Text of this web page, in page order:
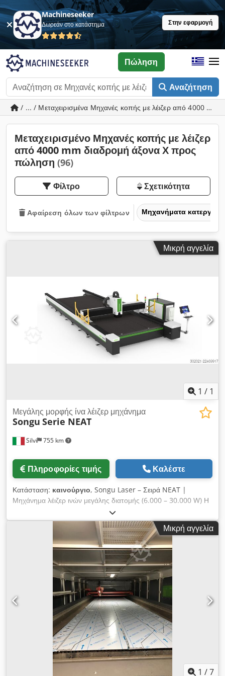
Machineseeker
Δωρεάν στο κατάστημα Στην εφαρμογή
Αναζήτηση
Πώληση
/ ... / Μεταχειρισμένα Μηχανές κοπής με λέιζερ από 4000 mm
Μεταχειρισμένο Μηχανές κοπής με λέιζερ
από 4000 mm διαδρομή άξονα Χ προς
πώληση (96)
Φίλτρο Σχετικότητα
Αφαίρεση όλων των φίλτρων Μηχανήματα
Μικρή αγγελία
1 / 1
Silvi 755 km
Μεγάλης μορφής ίνα λέιζερ μηχάνημα
Songu Serie NEAT
Πληροφορίες τιμής Καλέστε
Κατάσταση: καινούργιο, Songu Laser – Σειρά NEAT |
Μηχάνημα λέιζερ ινών μεγάλης διατομής (6.000 – 30.000 W) Η
Atlas Tre είναι εξουσιοδοτημένος αντιπρόσωπος της Songu
Laser για τις περιοχές Αμπρούτσο, Μάρκε και Μολίζε, και
ειδικεύεται στην παροχή εγκαταστάσεων για κοπή λέιζερ
υψηλής απόδοσης. Η σειρά NEAT είναι ένα μηχάνημα λέιζερ
ινών μεγάλης διατομής, σχεδιασμένο για να εξασφαλίζει μέγιστη
παραγωγικότητα, ακρίβεια και αξιοπιστία στις βιομηχανικές
εργασίες. Χάρη στη αρθρωτή κατασκευή, την κεφαλή κοπής με
αυτόματη εστίαση και το επαγγελματικό λογισμικό
ενσωματωμένης διάταξης, αποτελεί την ιδανική λύση για
επιχειρήσεις που αναζητούν υψηλές επιδόσεις και μέγιστη
παραγωγική απόδοση. Κύρια χαρακτηριστικά Ισχύς λέιζερ από
6.000 έως 30.000 W Αρθρωτή κατασκευή υψηλής ακαμψίας
Κεφαλή κοπής με αυτόματη εστίαση Επαγγελματικό λογισμικό
για διάταξη και βελτιστοποίηση υλικού Τρύπημα υψηλής
ταχύτητας Γρήγορη κοπή πολύπλοκων σχημάτων Ιδανικό για
εργασίες σε φύλλα μεγάλης διατομής και μεγάλου πάχους
Μικρή αγγελία
1 /7